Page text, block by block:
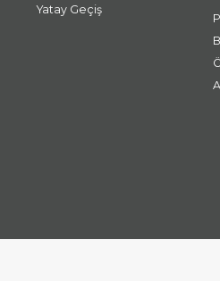
Yatay Geçiş